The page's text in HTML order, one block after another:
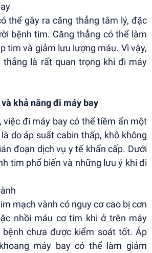
thể gây ra căng thẳng tâm lý, đặc
bệnh tim. Căng thẳng có thể làm
tim và giảm lưu lượng máu. Vì vậy,
thẳng là rất quan trọng khi đi máy
khả năng đi máy bay
việc đi máy bay có thể tiềm ẩn một
do áp suất cabin thấp, khô không
đoạn dịch vụ y tế khẩn cấp. Dưới
tim phổ biến và những lưu ý khi đi
mạch vành có nguy cơ cao bị cơn
nhồi máu cơ tim khi ở trên máy
bệnh chưa được kiểm soát tốt. Áp
máy bay có thể làm giảm